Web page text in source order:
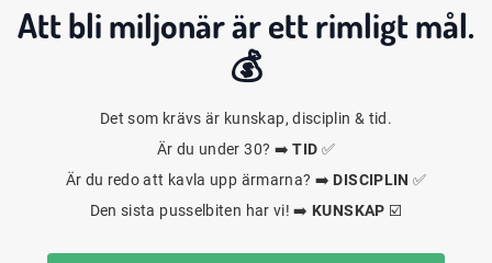
Att bli miljonärär ett rimligt mål.
💰
Det som krävs är kunskap, disciplin & tid.
Är du under 30? ➡️TID ✅
Är du redo att kavla upp ärmarna? ➡️ DISCIPLIN ✅
Den sista pusselbiten har vi! ➡️ KUNSKAP ☑️